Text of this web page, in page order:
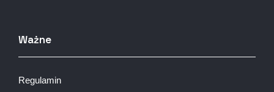
Ważne
Regulamin